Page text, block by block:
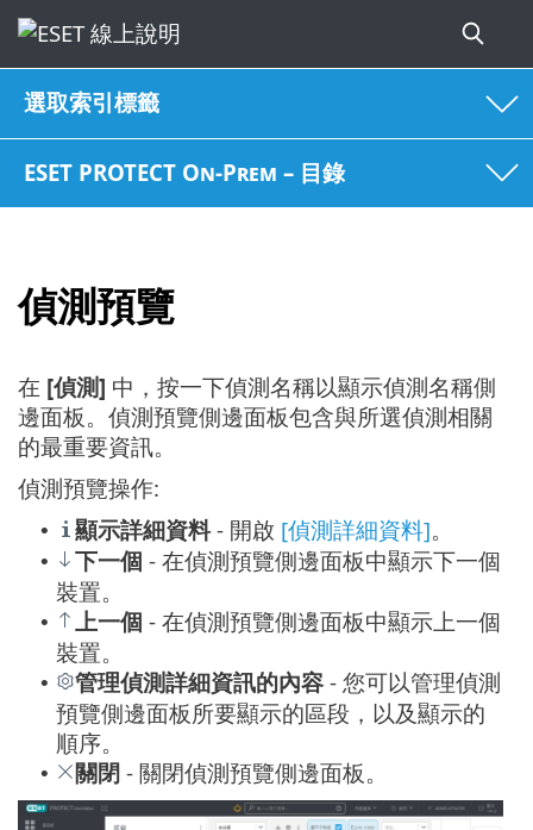
選取索引標籤
ESET PROTECT On-Prem – 目錄
偵測預覽
在 [偵測] 中，按一下偵測名稱以顯示偵測名稱側
邊面板。偵測預覽側邊面板包含與所選偵測相關
的最重要資訊。
偵測預覽操作:
• 顯示詳細資料 - 開啟 [偵測詳細資料]。
• 下一個 - 在偵測預覽側邊面板中顯示下一個
裝置。
• 上一個 - 在偵測預覽側邊面板中顯示上一個
裝置。
• 管理偵測詳細資訊的內容 - 您可以管理偵測
預覽側邊面板所要顯示的區段，以及顯示的
順序。
• 關閉 - 關閉偵測預覽側邊面板。